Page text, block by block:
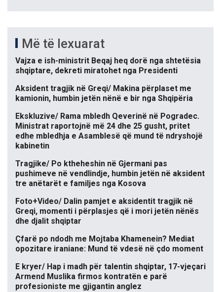
Më të lexuarat
Vajza e ish-ministrit Beqaj heq dorë nga shtetësia
shqiptare, dekreti miratohet nga Presidenti
Aksident tragjik në Greqi/ Makina përplaset me
kamionin, humbin jetën nënë e bir nga Shqipëria
Ekskluzive/ Rama mbledh Qeverinë në Pogradec.
Ministrat raportojnë më 24 dhe 25 gusht, pritet
edhe mbledhja e Asamblesë që mund të ndryshojë
kabinetin
Tragjike/ Po ktheheshin në Gjermani pas
pushimeve në vendlindje, humbin jetën në aksident
tre anëtarët e familjes nga Kosova
Foto+Video/ Dalin pamjet e aksidentit tragjik në
Greqi, momenti i përplasjes që i mori jetën nënës
dhe djalit shqiptar
Çfarë po ndodh me Mojtaba Khamenein? Mediat
opozitare iraniane: Mund të vdesë në çdo moment
E kryer/ Hap i madh për talentin shqiptar, 17-vjeçari
Armend Muslika firmos kontratën e parë
profesioniste me gjigantin anglez